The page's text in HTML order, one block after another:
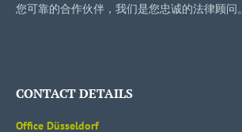
您可靠的合作伙伴，我们是您忠诚的法律顾问。
CONTACT DETAILS
Office Düsseldorf